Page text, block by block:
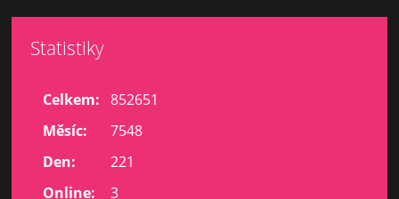
Statistiky
Online: 3
Celkem: 852651
Měsíc:
7548
Den:
221